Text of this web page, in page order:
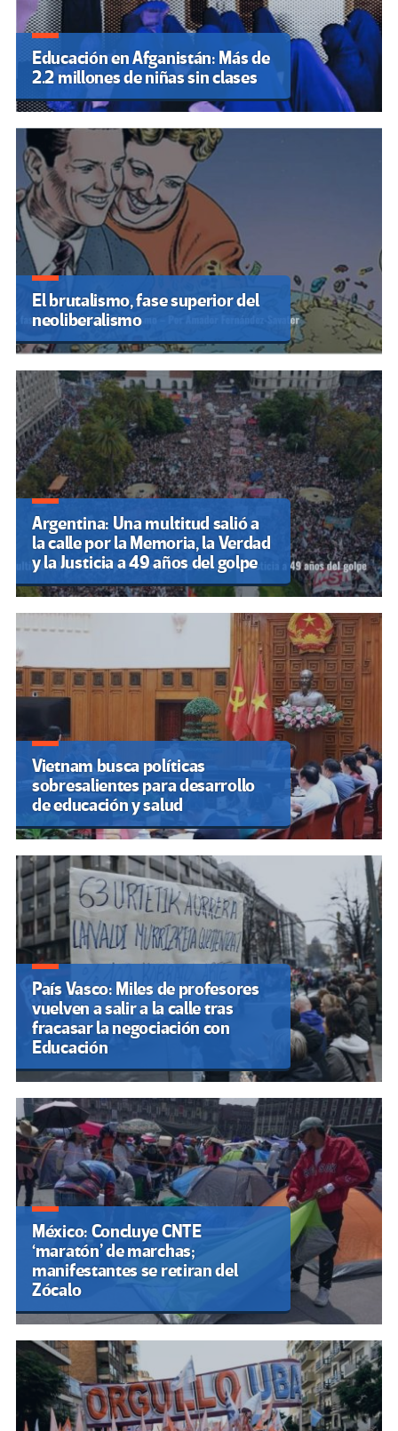
Educación en Afganistán: Más de
2.2 millones de niñas sin clases
El brutalismo, fase superior del
neoliberalismo
Argentina: Una multitud salió a
la calle por la Memoria, la Verdad
y la Justicia a 49 años del golpe
Vietnam busca políticas
sobresalientes para desarrollo
de educación y salud
País Vasco: Miles de profesores
vuelven a salir a la calle tras
fracasar la negociación con
Educación
México: Concluye CNTE
‘maratón’ de marchas;
manifestantes se retiran del
Zócalo